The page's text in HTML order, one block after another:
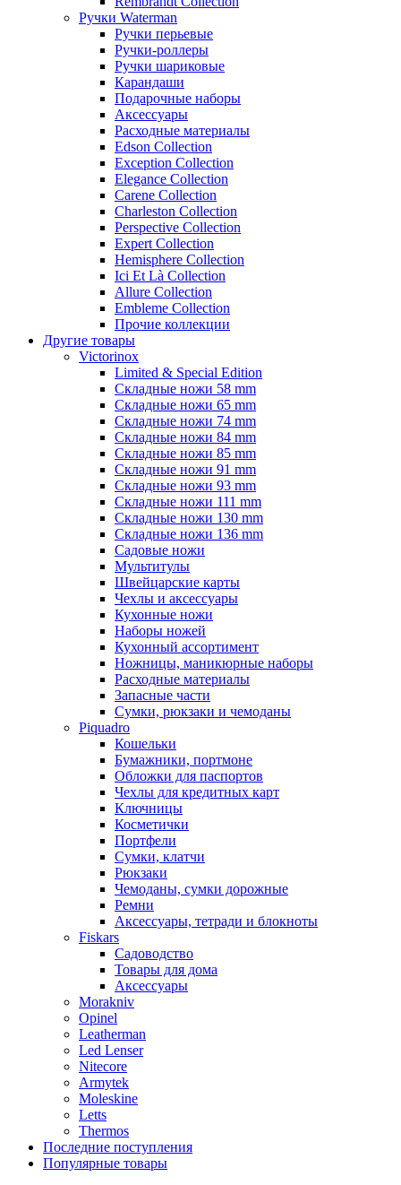
Ручки Waterman
Ручки перьевые
Ручки-роллеры
Ручки шариковые
Карандаши
Подарочные наборы
Аксессуары
Расходные материалы
Edson Collection
Exception Collection
Elegance Collection
Carene Collection
Charleston Collection
Perspective Collection
Expert Collection
Hemisphere Collection
Ici Et Là Collection
Allure Collection
Embleme Collection
Прочие коллекции
Другие товары
Victorinox
Limited & Special Edition
Складные ножи 58 mm
Складные ножи 65 mm
Складные ножи 74 mm
Складные ножи 84 mm
Складные ножи 85 mm
Складные ножи 91 mm
Складные ножи 93 mm
Складные ножи 111 mm
Складные ножи 130 mm
Складные ножи 136 mm
Садовые ножи
Мультитулы
Швейцарские карты
Чехлы и аксессуары
Кухонные ножи
Наборы ножей
Кухонный ассортимент
Ножницы, маникюрные наборы
Расходные материалы
Запасные части
Сумки, рюкзаки и чемоданы
Piquadro
Кошельки
Бумажники, портмоне
Обложки для паспортов
Чехлы для кредитных карт
Ключницы
Косметички
Портфели
Сумки, клатчи
Рюкзаки
Чемоданы, сумки дорожные
Ремни
Аксессуары, тетради и блокноты
Fiskars
Садоводство
Товары для дома
Аксессуары
Morakniv
Opinel
Leatherman
Led Lenser
Nitecore
Armytek
Moleskine
Letts
Thermos
Последние поступления
Популярные товары